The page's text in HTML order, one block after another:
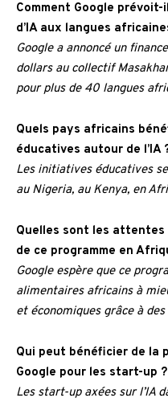
Comment Google
d’IA aux langues
Google a annoncé un
dollars au collectif
pour plus de 40 langues
Quels pays africains
éducatives autour de l’IA
Les initiatives éducatives
au Nigeria, au Kenya, en
Quelles sont les attentes
de ce programme en
Google espère que ce
alimentaires africains à
et économiques grâce à
Qui peut bénéficier de la
Google pour les start-up ?
Les start-up axées sur l’IA